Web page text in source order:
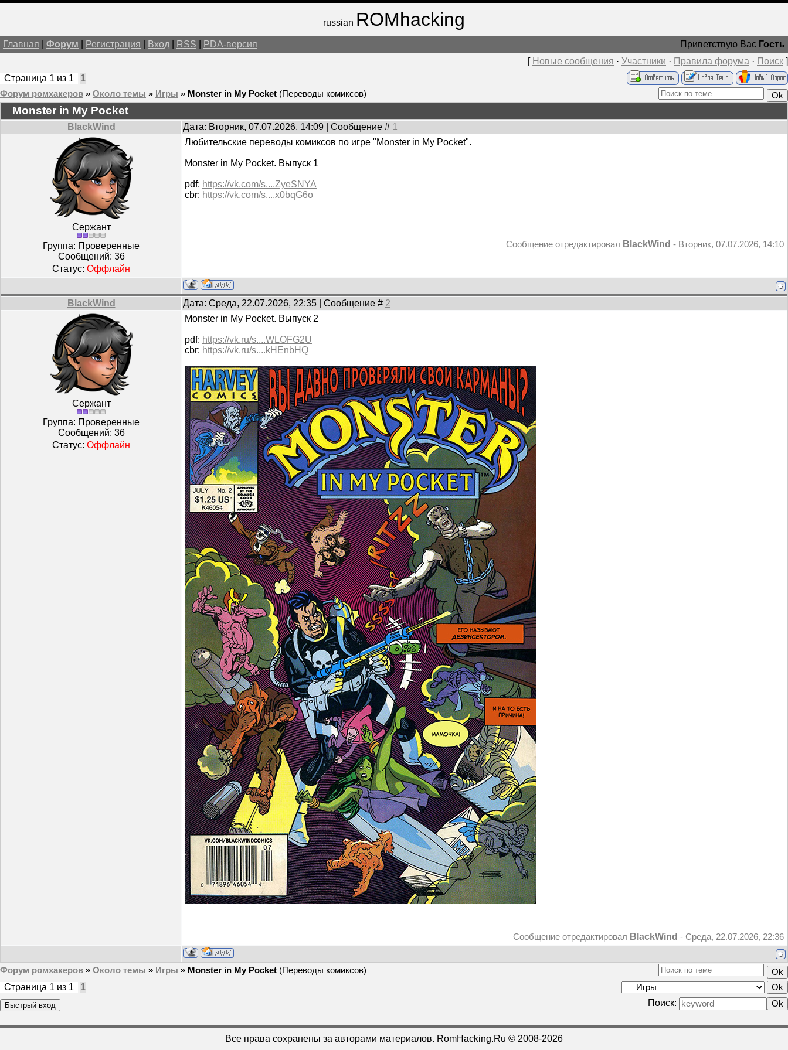
russian ROMhacking
Главная Форум Регистрация Вход RSS PDA-версия Приветствую Вас Гость
[ Новые сообщения · Участники · Правила форума · Поиск ]
Страница 1 из 1 1
Форум ромхакеров » Около темы » Игры » Monster in My Pocket (Переводы комиксов)
Monster in My Pocket
BlackWind Дата: Вторник, 07.07.2026, 14:09 | Сообщение # 1
Сержант
Группа: Проверенные
Сообщений: 36
Статус: Оффлайн
Любительские переводы комиксов по игре "Monster in My Pocket".
Monster in My Pocket. Выпуск 1
pdf: https://vk.com/s....ZyeSNYA
cbr: https://vk.com/s....x0bqG6o
Сообщение отредактировал BlackWind - Вторник, 07.07.2026, 14:10
BlackWind Дата: Среда, 22.07.2026, 22:35 | Сообщение # 2
Сержант
Группа: Проверенные
Сообщений: 36
Статус: Оффлайн
Monster in My Pocket. Выпуск 2
pdf: https://vk.ru/s....WLOFG2U
cbr: https://vk.ru/s....kHEnbHQ
Сообщение отредактировал BlackWind - Среда, 22.07.2026, 22:36
Форум ромхакеров » Около темы » Игры » Monster in My Pocket (Переводы комиксов)
Страница 1 из 1
1
Поиск:
Все права сохранены за авторами материалов. RomHacking.Ru © 2008-2026